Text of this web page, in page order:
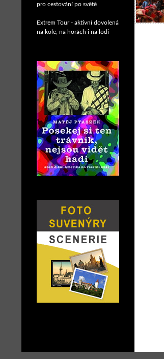
pro cestování po světě
Extrem Tour - aktivní dovolená
na kole, na horách i na lodi